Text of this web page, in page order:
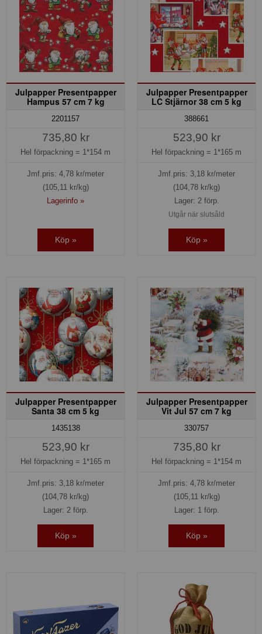
Julpapper Presentpapper
Hampus 57 cm 7 kg
2201157
735,80 kr
Hel förpackning = 1*154 m
Jmf.pris: 4,78 kr/meter
(105,11 kr/kg)
Lagerinfo »
Köp »
Julpapper Presentpapper
LC Stjärnor 38 cm 5 kg
388661
523,90 kr
Hel förpackning = 1*165 m
Jmf.pris: 3,18 kr/meter
(104,78 kr/kg)
Lager: 2 förp.
Utgår när slutsåld
Köp »
Julpapper Presentpapper
Santa 38 cm 5 kg
1435138
523,90 kr
Hel förpackning = 1*165 m
Jmf.pris: 3,18 kr/meter
(104,78 kr/kg)
Lager: 2 förp.
Köp »
Julpapper Presentpapper
Vit Jul 57 cm 7 kg
330757
735,80 kr
Hel förpackning = 1*154 m
Jmf.pris: 4,78 kr/meter
(105,11 kr/kg)
Lager: 1 förp.
Köp »